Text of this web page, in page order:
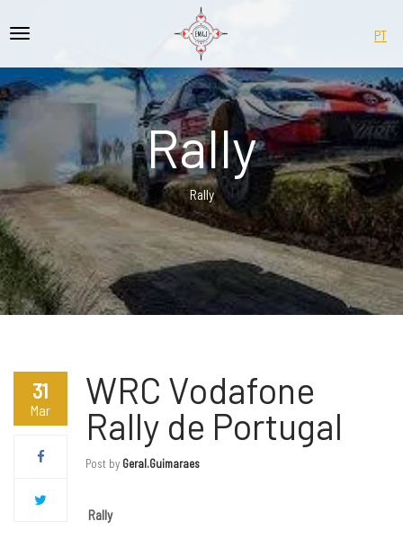
PT
Rally
Rally
31
Mar
WRC Vodafone
Rally de Portugal
Post by Geral.guimaraes
Rally